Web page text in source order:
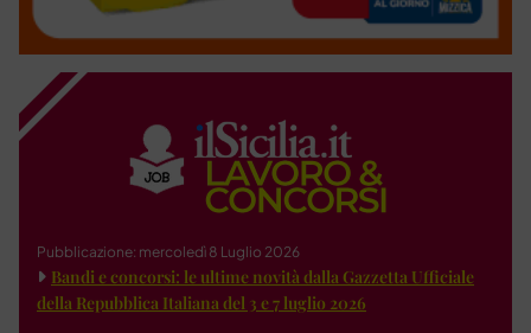
Pubblicazione: mercoledì 8 Luglio 2026
Bandi e concorsi: le ultime novità dalla Gazzetta Ufficiale
della Repubblica Italiana del 3 e 7 luglio 2026